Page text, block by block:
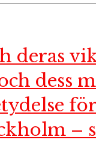
deras
dess
–